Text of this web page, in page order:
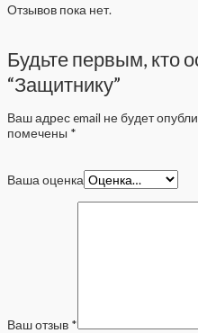
Отзывов пока нет.
Будьте первым, кто
“Защитнику”
Ваш адрес email не будет
помечены *
Ваша оценка
Ваш отзыв *